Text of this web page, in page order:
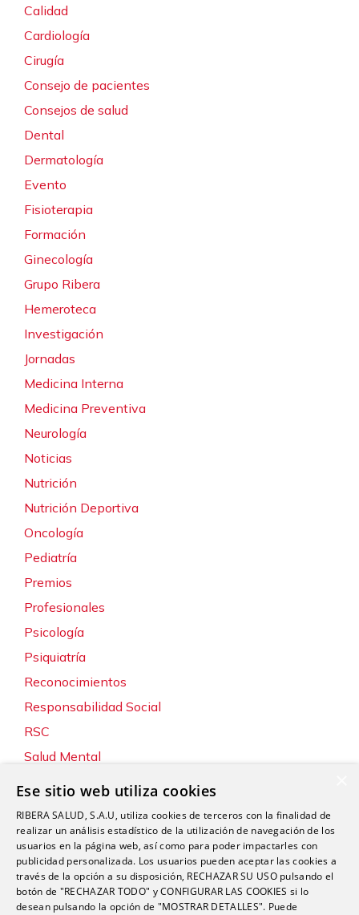
Calidad
Cardiología
Cirugía
Consejo de pacientes
Consejos de salud
Dental
Dermatología
Evento
Fisioterapia
Formación
Ginecología
Grupo Ribera
Hemeroteca
Investigación
Jornadas
Medicina Interna
Medicina Preventiva
Neurología
Noticias
Nutrición
Nutrición Deportiva
Oncología
Pediatría
Premios
Profesionales
Psicología
Psiquiatría
Reconocimientos
Responsabilidad Social
RSC
Salud Mental
Sostenibilidad y Medio Ambiente
Tecnología
Traumatología y Cirugía Ortopédica
Unidad de Tráfico
Ese sitio web utiliza cookies
RIBERA SALUD, S.A.U, utiliza cookies de terceros con la finalidad de
realizar un análisis estadístico de la utilización de navegación de los
usuarios en la página web, así como para poder impactarles con
publicidad personalizada. Los usuarios pueden aceptar las cookies a
través de la opción a su disposición, RECHAZAR SU USO pulsando el
botón de "RECHAZAR TODO" y CONFIGURAR LAS COOKIES si lo
desean pulsando la opción de "MOSTRAR DETALLES". Puede